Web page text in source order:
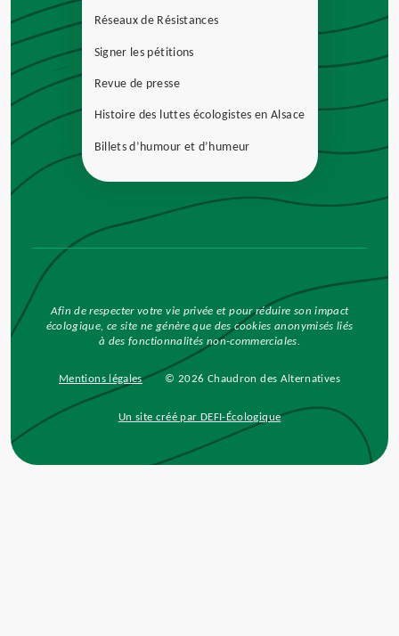
Réseaux de Résistances
Signer les pétitions
Revue de presse
Histoire des luttes écologistes en Alsace
Billets d’humour et d’humeur
Afin de respecter votre vie privée et pour réduire son impact
écologique, ce site ne génère que des cookies anonymisés liés
à des fonctionnalités non-commerciales.
Mentions légales © 2026 Chaudron des Alternatives
Un site créé par DEFI-Écologique